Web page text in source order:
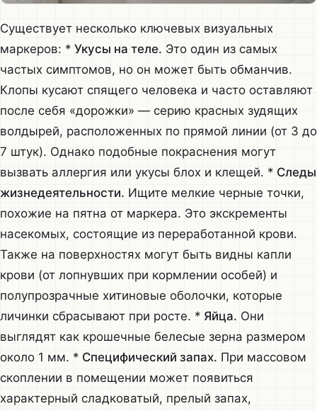
Существует несколько ключевых визуальных
маркеров: * Укусы на теле. Это один из самых
частых симптомов, но он может быть обманчив.
Клопы кусают спящего человека и часто оставляют
после себя «дорожки» — серию красных зудящих
волдырей, расположенных по прямой линии (от 3 до
7 штук). Однако подобные покраснения могут
вызвать аллергия или укусы блох и клещей. * Следы
жизнедеятельности. Ищите мелкие черные точки,
похожие на пятна от маркера. Это экскременты
насекомых, состоящие из переработанной крови.
Также на поверхностях могут быть видны капли
крови (от лопнувших при кормлении особей) и
полупрозрачные хитиновые оболочки, которые
личинки сбрасывают при росте. * Яйца. Они
выглядят как крошечные белесые зерна размером
около 1 мм. * Специфический запах. При массовом
скоплении в помещении может появиться
характерный сладковатый, прелый запах,